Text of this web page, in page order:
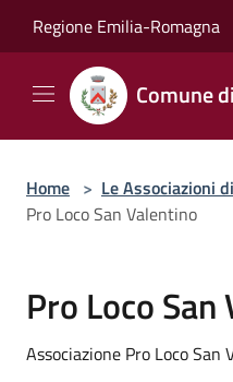
Regione Emilia-Romagna
Comune
Home > Le Associazioni
Pro Loco San Valentino
Pro Loco
Associazione Pro Loco San